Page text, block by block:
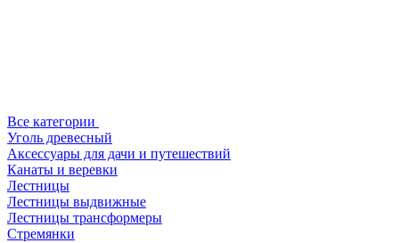
Все категории
Уголь древесный
Аксессуары для дачи и путешествий
Канаты и веревки
Лестницы
Лестницы выдвижные
Лестницы трансформеры
Стремянки